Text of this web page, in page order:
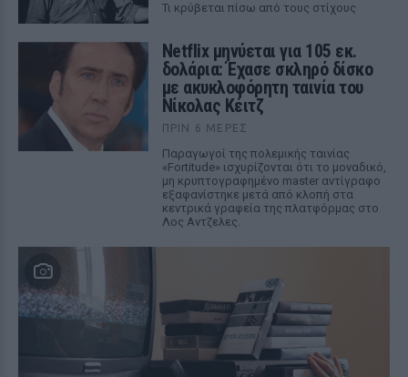
Τι κρύβεται πίσω από τους στίχους
Netflix μηνύεται για 105 εκ.
δολάρια: Έχασε σκληρό δίσκο
με ακυκλοφόρητη ταινία του
Νίκολας Κέιτζ
ΠΡΙΝ 6 ΜΈΡΕΣ
Παραγωγοί της πολεμικής ταινίας
«Fortitude» ισχυρίζονται ότι το μοναδικό,
μη κρυπτογραφημένο master αντίγραφο
εξαφανίστηκε μετά από κλοπή στα
κεντρικά γραφεία της πλατφόρμας στο
Λος Αντζελες.